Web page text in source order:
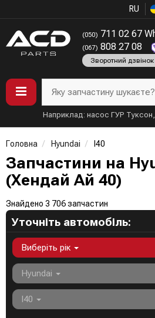
RU
(050) 711 02 67
(067) 808 27 08
Зворотний дзвінок
Яку запчастину шукаєте?
Наприклад: насос ГУР Туксон,
Головна Hyundai I40
Запчастини на
(Хендай Ай 40)
Знайдено 3 706 запчастин
Уточніть автомобіль:
Виберіть рік
Hyundai
I40